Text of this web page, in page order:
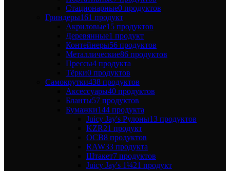
Стационарные0 продуктов
Гриндеры161 продукт
Акриловые15 продуктов
Деревянные1 продукт
Контейнеры56 продуктов
Металлические86 продуктов
Прессы4 продукта
Тёрки0 продуктов
Самокрутки438 продуктов
Аксессуары40 продуктов
Бланты57 продуктов
Бумажки144 продукта
Juicy Jay's Рулоны13 продуктов
KZR21 продукт
OCB8 продуктов
RAW33 продукта
Штакет7 продуктов
Juicy Jay's 1¼21 продукт